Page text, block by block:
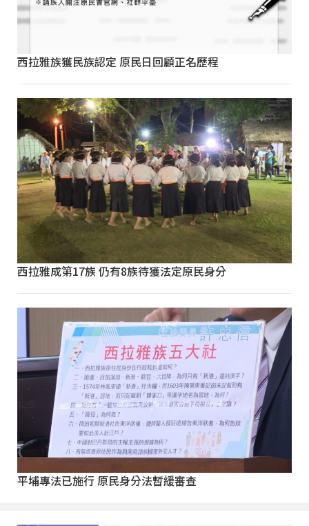
西拉雅族獲民族認定 原民日回顧正名歷程
西拉雅成第17族 仍有8族待獲法定原民身分
平埔專法已施行 原民身分法暫緩審查